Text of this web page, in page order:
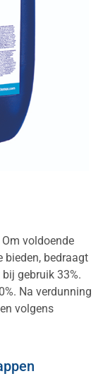
voldoende
bieden, bedraagt
gebruik 33%.
Na verdunning
volgens